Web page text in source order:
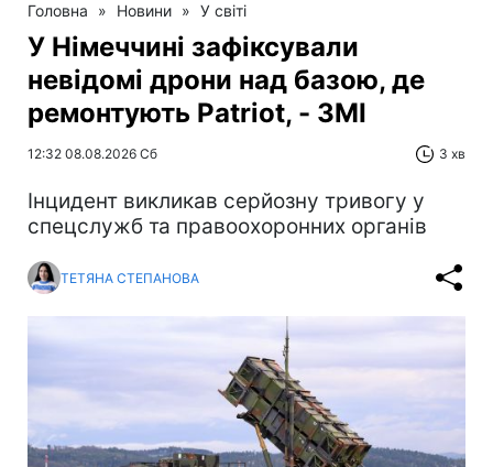
Головна » Новини » У світі
У Німеччині зафіксували
невідомі дрони над базою, де
ремонтують Patriot, - ЗМІ
12:32 08.08.2026 Сб 3 хв
Інцидент викликав серйозну тривогу у
спецслужб та правоохоронних органів
ТЕТЯНА СТЕПАНОВА